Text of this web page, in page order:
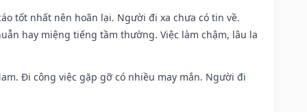
tốt nhất nên hoãn lại. Người đi xa chưa có tin về.
hay miệng tiếng tầm thường. Việc làm chậm, lâu la
Đi công việc gặp gỡ có nhiều may mắn. Người đi